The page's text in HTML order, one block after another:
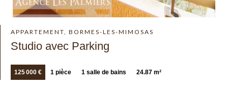
APPARTEMENT, BORMES-LES-MIMOSAS
Studio avec Parking
125 000 € 1 pièce 1 salle de bains 24.87 m²